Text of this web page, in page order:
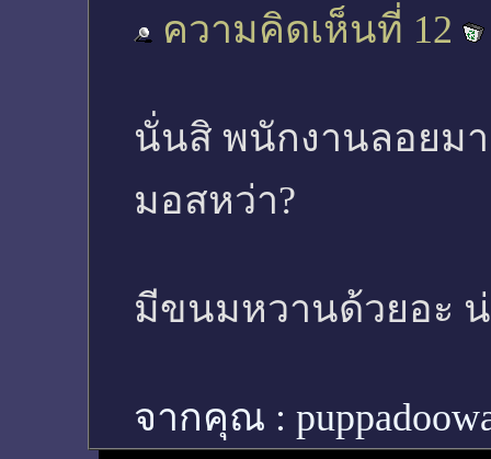
ความคิดเห็นที่ 12
นั่นสิ พนักงานลอยม
มอสหว่า?
มีขนมหวานด้วยอะ
จากคุณ :